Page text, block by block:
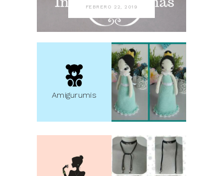
FEBRERO 22, 2019
Amigurumis